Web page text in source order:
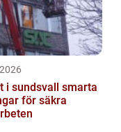
smarta
för säkra